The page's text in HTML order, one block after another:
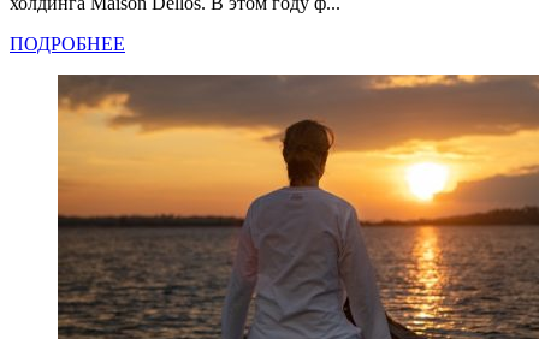
ПОДРОБНЕЕ